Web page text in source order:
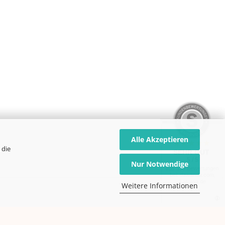
die
Alle Akzeptieren
Nur Notwendige
Weitere Informationen
SEHR GUT
aus 339 Bewertungen
bei: dawanda.com,